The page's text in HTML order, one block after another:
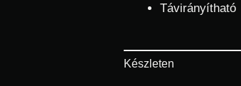
Távirányítható
Készleten